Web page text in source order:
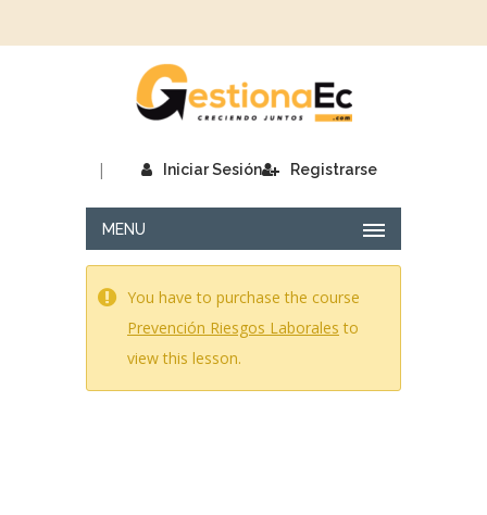
Iniciar Sesión
| Registrarse
MENU
You have to purchase the course
Prevención Riesgos Laborales to
view this lesson.